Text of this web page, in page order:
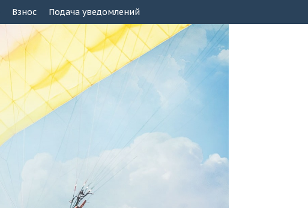
Взнос Подача уведомлений